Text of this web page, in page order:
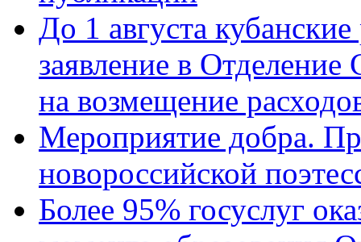
До 1 августа
заявление в
на возмещение
Мероприятие добра.
новороссийской
Более 95% госуслуг